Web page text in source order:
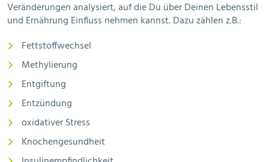
Veränderungen analysiert, auf die Du über Deinen Lebensstil
und Ernährung Einfluss nehmen kannst. Dazu zählen z.B.:
Fettstoffwechsel
Methylierung
Entgiftung
Entzündung
oxidativer Stress
Knochengesundheit